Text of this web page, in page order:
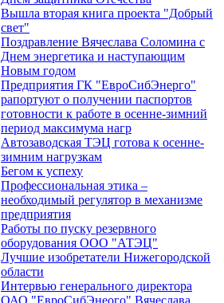
Вышла вторая книга проекта "Добрый
свет"
Поздравление Вячеслава Соломина с
Днем энергетика и наступающим
Новым годом
Предприятия ГК "ЕвроСибЭнерго"
рапортуют о получении паспортов
готовности к работе в осенне-зимний
период максимума нагр
Автозаводская ТЭЦ готова к осенне-
зимним нагрузкам
Бегом к успеху
Профессиональная этика –
необходимый регулятор в механизме
предприятия
Работы по пуску резервного
оборудования ООО "АТЭЦ"
Лучшие изобретатели Нижегородской
области
Интервью генерального директора